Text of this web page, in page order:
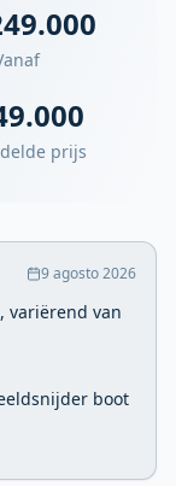
prijs
9 agosto 2026
variërend van
boot